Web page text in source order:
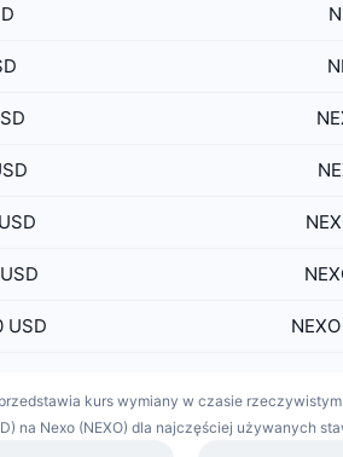
USD
USD
USD
kurs wymiany w czasie
na Nexo (NEXO) dla najczęściej używanych